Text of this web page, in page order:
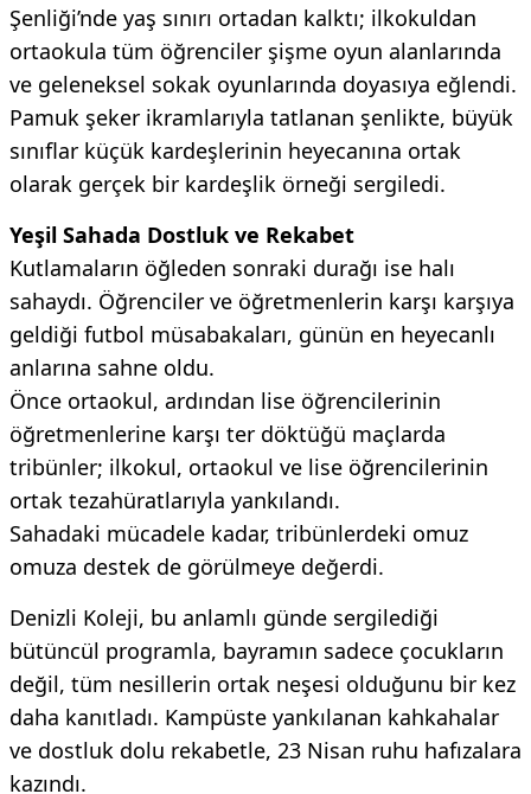
Şenliği’nde yaş sınırı ortadan kalktı; ilkokuldan
ortaokula tüm öğrenciler şişme oyun alanlarında
ve geleneksel sokak oyunlarında doyasıya eğlendi.
Pamuk şeker ikramlarıyla tatlanan şenlikte, büyük
sınıflar küçük kardeşlerinin heyecanına ortak
olarak gerçek bir kardeşlik örneği sergiledi.
​Yeşil Sahada Dostluk ve Rekabet
​Kutlamaların öğleden sonraki durağı ise halı
sahaydı. Öğrenciler ve öğretmenlerin karşı karşıya
geldiği futbol müsabakaları, günün en heyecanlı
anlarına sahne oldu.
​Önce ortaokul, ardından lise öğrencilerinin
öğretmenlerine karşı ter döktüğü maçlarda
tribünler; ilkokul, ortaokul ve lise öğrencilerinin
ortak tezahüratlarıyla yankılandı.
​Sahadaki mücadele kadar, tribünlerdeki omuz
omuza destek de görülmeye değerdi.
​Denizli Koleji, bu anlamlı günde sergilediği
bütüncül programla, bayramın sadece çocukların
değil, tüm nesillerin ortak neşesi olduğunu bir kez
daha kanıtladı. Kampüste yankılanan kahkahalar
ve dostluk dolu rekabetle, 23 Nisan ruhu hafızalara
kazındı.